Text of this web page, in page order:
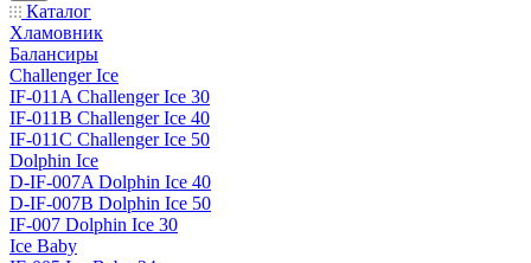
Каталог
Хламовник
Балансиры
Challenger Ice
IF-011A Challenger Ice 30
IF-011B Challenger Ice 40
IF-011C Challenger Ice 50
Dolphin Ice
D-IF-007A Dolphin Ice 40
D-IF-007B Dolphin Ice 50
IF-007 Dolphin Ice 30
Ice Baby